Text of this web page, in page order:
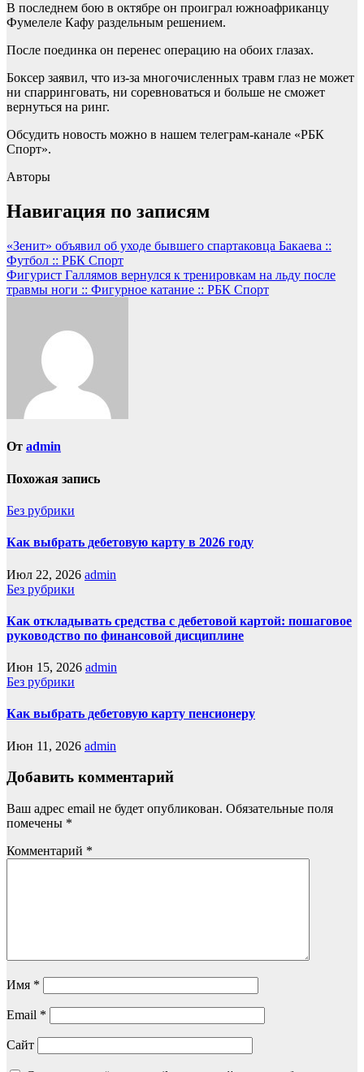
В последнем бою в октябре он проиграл южноафриканцу
Фумелеле Кафу раздельным решением.
После поединка он перенес операцию на обоих глазах.
Боксер заявил, что из-за многочисленных травм глаз не может
ни спарринговать, ни соревноваться и больше не сможет
вернуться на ринг.
Обсудить новость можно в нашем телеграм-канале «РБК
Спорт».
Авторы
Навигация по записям
«Зенит» объявил об уходе бывшего спартаковца Бакаева ::
Футбол :: РБК Спорт
Фигурист Галлямов вернулся к тренировкам на льду после
травмы ноги :: Фигурное катание :: РБК Спорт
От admin
Похожая запись
Без рубрики
Как выбрать дебетовую карту в 2026 году
Июл 22, 2026 admin
Без рубрики
Как откладывать средства с дебетовой картой: пошаговое
руководство по финансовой дисциплине
Июн 15, 2026 admin
Без рубрики
Как выбрать дебетовую карту пенсионеру
Июн 11, 2026 admin
Добавить комментарий
Ваш адрес email не будет опубликован. Обязательные поля
помечены *
Комментарий *
Имя *
Email *
Сайт